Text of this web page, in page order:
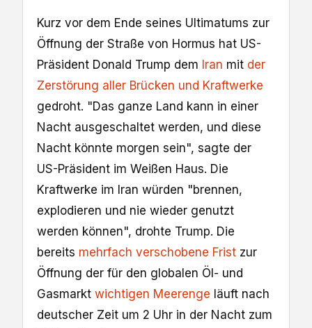
Kurz vor dem Ende seines Ultimatums zur
Öffnung der Straße von Hormus hat US-
Präsident Donald Trump dem Iran mit der
Zerstörung aller Brücken und Kraftwerke
gedroht. "Das ganze Land kann in einer
Nacht ausgeschaltet werden, und diese
Nacht könnte morgen sein", sagte der
US-Präsident im Weißen Haus. Die
Kraftwerke im Iran würden "brennen,
explodieren und nie wieder genutzt
werden können", drohte Trump. Die
bereits mehrfach verschobene Frist zur
Öffnung der für den globalen Öl- und
Gasmarkt wichtigen Meerenge läuft nach
deutscher Zeit um 2 Uhr in der Nacht zum